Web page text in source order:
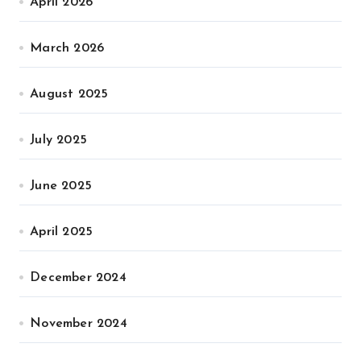
March 2026
August 2025
July 2025
June 2025
April 2025
December 2024
November 2024